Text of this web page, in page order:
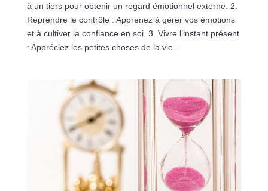
à un tiers pour obtenir un regard émotionnel externe. 2.
Reprendre le contrôle : Apprenez à gérer vos émotions
et à cultiver la confiance en soi. 3. Vivre l’instant présent
: Appréciez les petites choses de la vie...